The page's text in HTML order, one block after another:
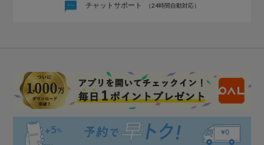
チャットサポート （24時間自動対応）